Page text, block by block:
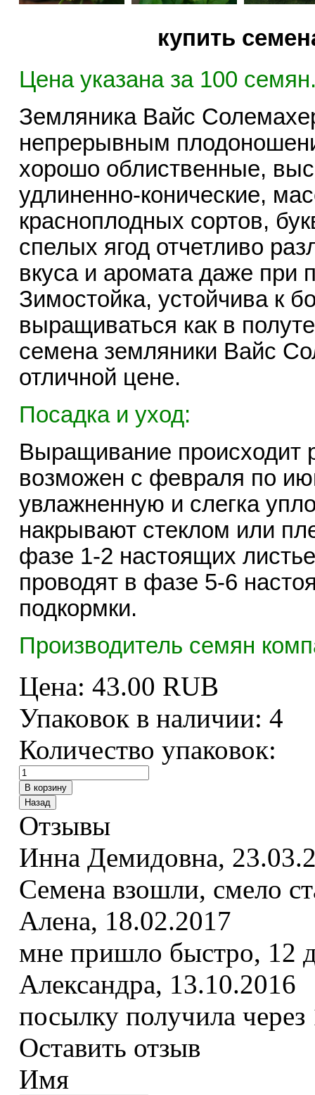
купить
Цена указана за 100
Земляника Вайс
непрерывным
хорошо облиственные,
удлиненно-конические,
красноплодных сортов,
спелых ягод отчетливо
вкуса и аромата даже при
Зимостойка, устойчива к
выращиваться как в
семена земляники Вайс
отличной цене.
Посадка и уход:
Выращивание происходит
возможен с февраля по
увлажненную и слегка
накрывают стеклом или
фазе 1-2 настоящих
проводят в фазе 5-6
подкормки.
Производитель семян
Цена: 43.00 RUB
Упаковок в наличии: 4
Количество упаковок:
Отзывы
Инна Демидовна,
Семена взошли, смело
Алена, 18.02.2017
мне пришло быстро, 12
Александра, 13.10.2016
посылку получила через
Оставить отзыв
Имя